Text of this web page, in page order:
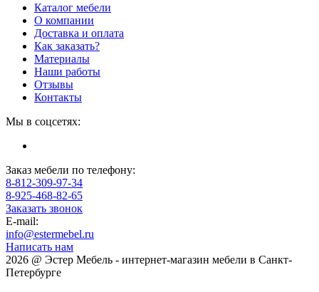
Каталог мебели
О компании
Доставка и оплата
Как заказать?
Материалы
Наши работы
Отзывы
Контакты
Мы в соцсетях:
Заказ мебели по телефону:
8-812-309-97-34
8-925-468-82-65
Заказать звонок
E-mail:
info@estermebel.ru
Написать нам
2026 @ Эстер Мебель - интернет-магазин мебели в Санкт-
Петербурге